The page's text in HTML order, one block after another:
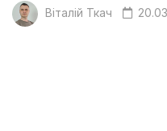
Віталій Ткач